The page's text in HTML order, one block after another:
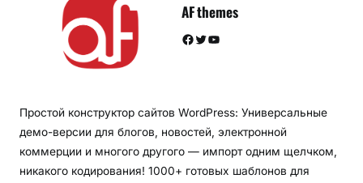
AF themes
Facebook Twitter YouTube
Простой конструктор сайтов WordPress: Универсальные
демо-версии для блогов, новостей, электронной
коммерции и многого другого — импорт одним щелчком,
никакого кодирования! 1000+ готовых шаблонов для